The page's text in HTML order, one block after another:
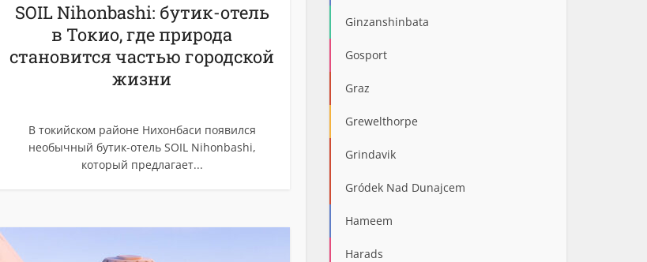
SOIL Nihonbashi: бутик-отель
в Токио, где природа
становится частью городской
жизни
В токийском районе Нихонбаси появился
необычный бутик-отель SOIL Nihonbashi,
который предлагает...
Ginzanshinbata
Gosport
Graz
Grewelthorpe
Grindavik
Gródek Nad Dunajcem
Hameem
Harads